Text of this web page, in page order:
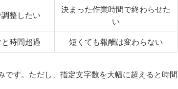
整したい
決まった作業時間で終わらせた
い
時間超過 短くても報酬は変わらない
す。ただし、指定文字数を大幅に超えると時間